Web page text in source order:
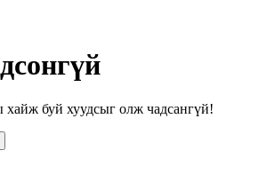
хайж буй хуудсыг олж чадсангүй!